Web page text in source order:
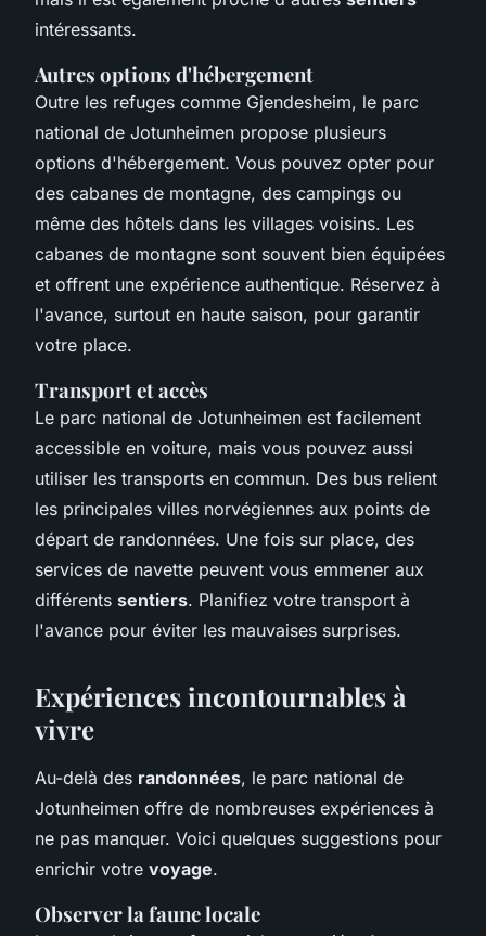
intéressants.
Autres options d'hébergement
Outre les refuges comme Gjendesheim, le parc
national de Jotunheimen propose plusieurs
options d'hébergement. Vous pouvez opter pour
des cabanes de montagne, des campings ou
même des hôtels dans les villages voisins. Les
cabanes de montagne sont souvent bien équipées
et offrent une expérience authentique. Réservez à
l'avance, surtout en haute saison, pour garantir
votre place.
Transport et accès
Le parc national de Jotunheimen est facilement
accessible en voiture, mais vous pouvez aussi
utiliser les transports en commun. Des bus relient
les principales villes norvégiennes aux points de
départ de randonnées. Une fois sur place, des
services de navette peuvent vous emmener aux
différents sentiers. Planifiez votre transport à
l'avance pour éviter les mauvaises surprises.
Expériences incontournables à
vivre
Au-delà des randonnées, le parc national de
Jotunheimen offre de nombreuses expériences à
ne pas manquer. Voici quelques suggestions pour
enrichir votre voyage.
Observer la faune locale